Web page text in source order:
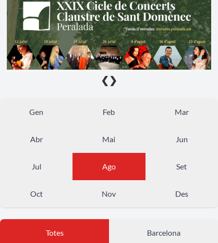
❮ ❯
Gen Feb Mar
Abr Mai Jun
Jul Ago Set
Oct Nov Des
Totes Barcelona